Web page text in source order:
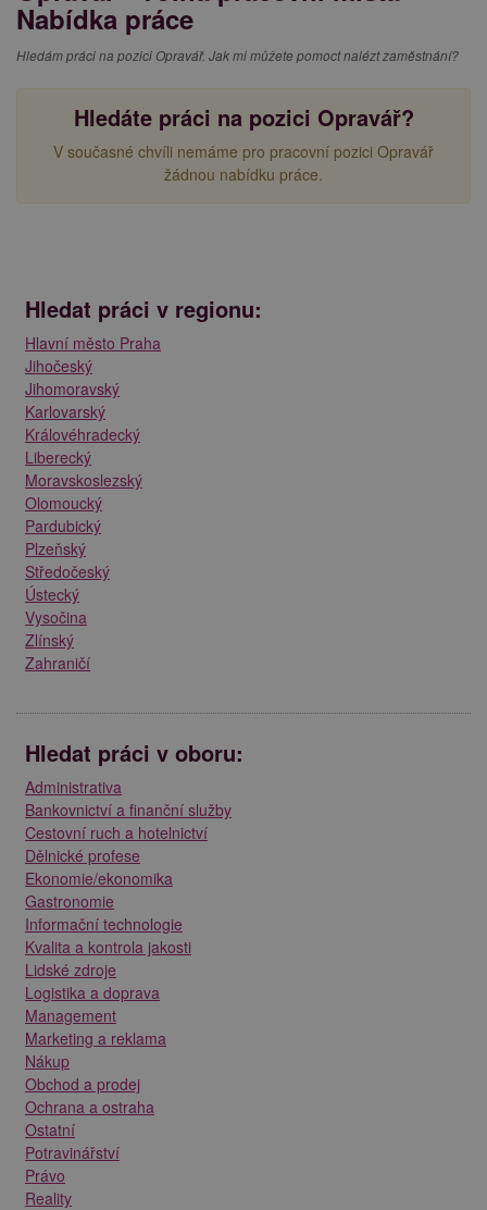
Nabídka práce
Hledám práci na pozici Opravář. Jak mi můžete pomoct nalézt zaměstnání?
Hledáte práci na pozici Opravář?
V současné chvíli nemáme pro pracovní pozici Opravář
žádnou nabídku práce.
Hledat práci v regionu:
Hlavní město Praha
Jihočeský
Jihomoravský
Karlovarský
Královéhradecký
Liberecký
Moravskoslezský
Olomoucký
Pardubický
Plzeňský
Středočeský
Ústecký
Vysočina
Zlínský
Zahraničí
Hledat práci v oboru:
Administrativa
Bankovnictví a finanční služby
Cestovní ruch a hotelnictví
Dělnické profese
Ekonomie/ekonomika
Gastronomie
Informační technologie
Kvalita a kontrola jakosti
Lidské zdroje
Logistika a doprava
Management
Marketing a reklama
Nákup
Obchod a prodej
Ochrana a ostraha
Ostatní
Potravinářství
Právo
Reality